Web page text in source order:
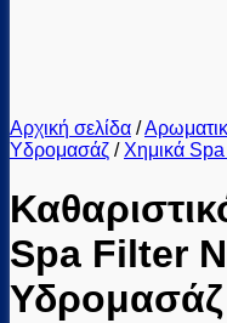
Αρχική σελίδα /
Υδρομασάζ / Χημικά
Spa Filter